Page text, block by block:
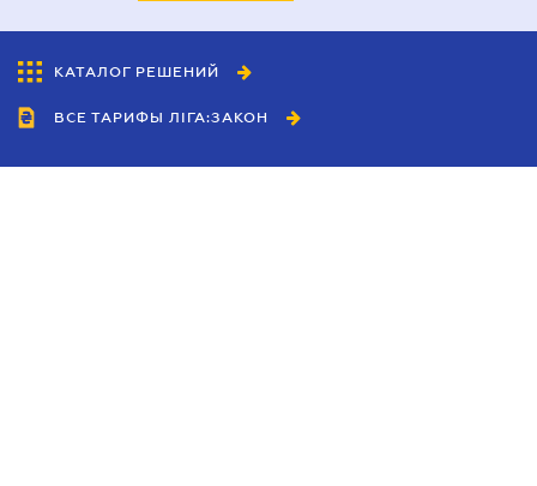
КАТАЛОГ РЕШЕНИЙ
ВСЕ ТАРИФЫ ЛІГА:ЗАКОН